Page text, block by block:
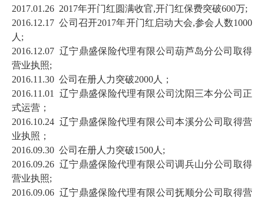
2017.01.26 2017年开门红圆满收官,开门红保费突破600万;
2016.12.17 公司召开2017年开门红启动大会,参会人数1000
人;
2016.12.07 辽宁鼎盛保险代理有限公司葫芦岛分公司取得
营业执照;
2016.11.30 公司在册人力突破2000人；
2016.11.01 辽宁鼎盛保险代理有限公司沈阳三本分公司正
式运营；
2016.10.24 辽宁鼎盛保险代理有限公司本溪分公司取得营
业执照；
2016.09.30 公司在册人力突破1500人;
2016.09.26 辽宁鼎盛保险代理有限公司调兵山分公司取得
营业执照;
2016.09.06 辽宁鼎盛保险代理有限公司抚顺分公司取得营